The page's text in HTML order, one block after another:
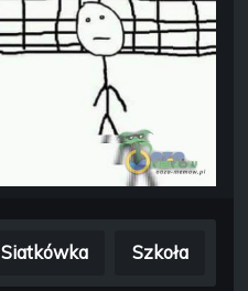
Siatkówka Szkoła